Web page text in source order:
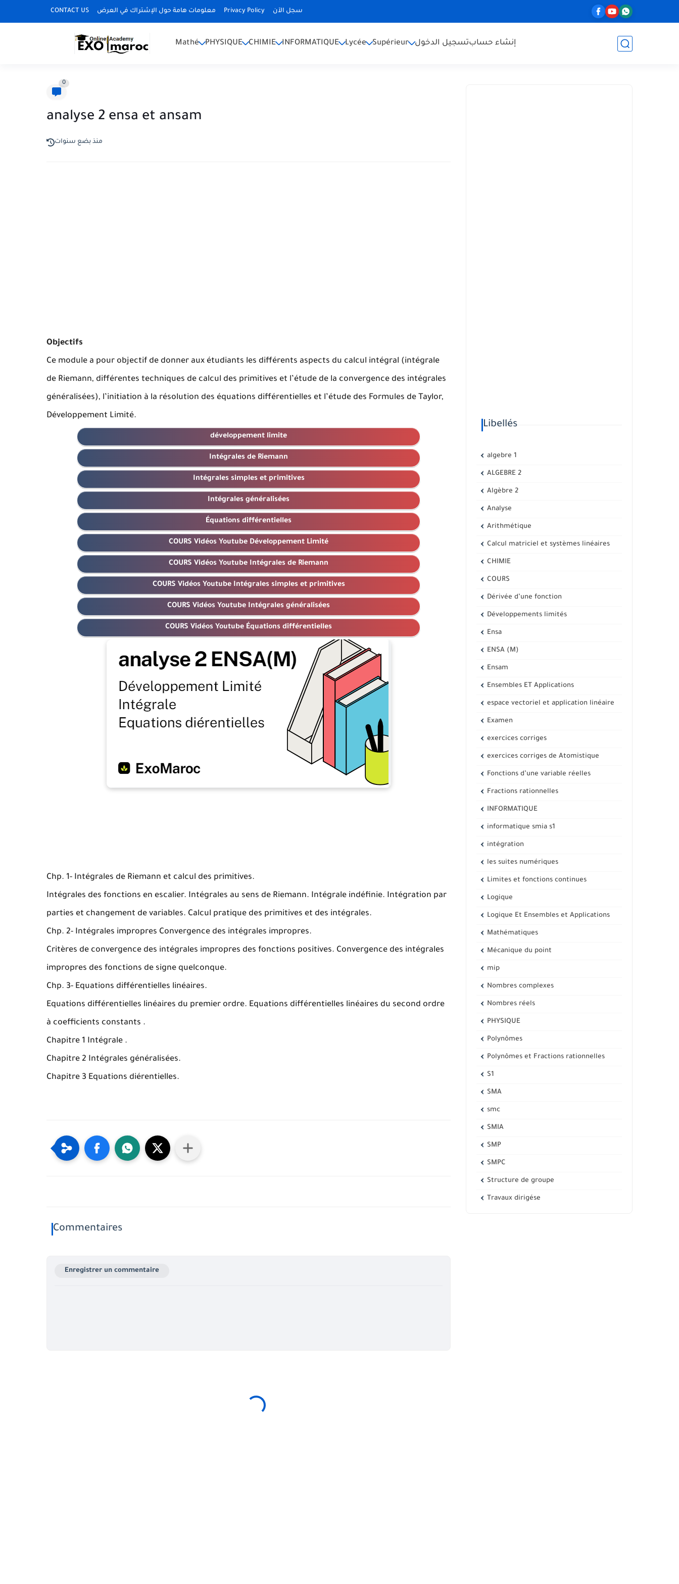
CONTACT US معلومات هامة حول الإشتراك في العرض Privacy Policy سجل الآن
Mathé PHYSIQUE CHIMIE INFORMATIQUE Lycée Supérieur تسجيل الدخولإنشاء حساب
0
analyse 2 ensa et ansam
منذ بضع سنوات
Objectifs
Ce module a pour objectif de donner aux étudiants les différents aspects du calcul intégral (intégrale
de Riemann, différentes techniques de calcul des primitives et l’étude de la convergence des intégrales
généralisées), l’initiation à la résolution des équations différentielles et l’étude des Formules de Taylor,
Développement Limité.
développement limite
Intégrales de Riemann
Intégrales simples et primitives
Intégrales généralisées
Équations différentielles
COURS Vidéos Youtube Développement Limité
COURS Vidéos Youtube Intégrales de Riemann
COURS Vidéos Youtube Intégrales simples et primitives
COURS Vidéos Youtube Intégrales généralisées
COURS Vidéos Youtube Équations différentielles
Chp. 1- Intégrales de Riemann et calcul des primitives.
Intégrales des fonctions en escalier. Intégrales au sens de Riemann. Intégrale indéfinie. Intégration par
parties et changement de variables. Calcul pratique des primitives et des intégrales.
Chp. 2- Intégrales impropres Convergence des intégrales impropres.
Critères de convergence des intégrales impropres des fonctions positives. Convergence des intégrales
impropres des fonctions de signe quelconque.
Chp. 3- Equations différentielles linéaires.
Equations différentielles linéaires du premier ordre. Equations différentielles linéaires du second ordre
à coefficients constants .
Chapitre 1 Intégrale .
Chapitre 2 Intégrales généralisées.
Chapitre 3 Equations diérentielles.
Commentaires
Enregistrer un commentaire
Libellés
algebre 1
ALGEBRE 2
Algèbre 2
Analyse
Arithmétique
Calcul matriciel et systèmes linéaires
CHIMIE
COURS
Dérivée d’une fonction
Développements limités
Ensa
ENSA (M)
Ensam
Ensembles ET Applications
espace vectoriel et application linéaire
Examen
exercices corriges
exercices corriges de Atomistique
Fonctions d’une variable réelles
Fractions rationnelles
INFORMATIQUE
informatique smia s1
intégration
les suites numériques
Limites et fonctions continues
Logique
Logique Et Ensembles et Applications
Mathématiques
Mécanique du point
mip
Nombres complexes
Nombres réels
PHYSIQUE
Polynômes
Polynômes et Fractions rationnelles
S1
SMA
smc
SMIA
SMP
SMPC
Structure de groupe
Travaux dirigése